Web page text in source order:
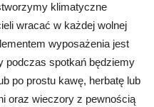
klimatyczne
wracać w każdej wolnej
wyposażenia jest
podczas spotkań będziemy
po prostu kawę, herbatę lub
oraz wieczory z pewnością